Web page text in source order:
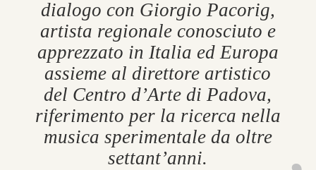
dia­logo con Gior­gio Pa­c­orig,
artista re­gionale con­os­ciuto e
ap­prezzato in Italia ed Europa
as­sieme al diret­tore artist­ico
del Centro d’Arte di Padova,
rifer­i­mento per la ricerca nella
mu­sica sper­i­mentale da oltre
set­tant’anni.